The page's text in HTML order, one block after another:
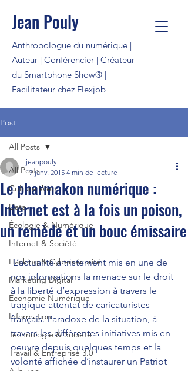
Jean Pouly
Anthropologue du numérique |
Auteur | Conférencier | Créateur
du Smartphone Show® |
Facilitateur chez Flexjob
Post
All Posts
Culture Web
Data
Écologie & Numérique
Internet & Société
Hacking & Cybersécurité
Marketing Digital
Économie Numérique
Information
Technologie & Société
Travail & Entreprise 3.0
All Posts
Le pharmakon numérique :
Internet est à la fois un poison,
un remède et un bouc émissaire
jeanpouly
17 janv. 2015 4 min de lecture
L’actualité a tristement mis en une de
nos informations la menace sur le droit
à la liberté d’expression à travers le
tragique attentat de caricaturistes
français. Paradoxe de la situation, à
travers les différentes initiatives mis en
oeuvre depuis quelques temps et la
volonté affichée d’instaurer un Patriot